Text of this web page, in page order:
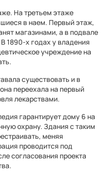
На третьем этаже
в наем. Первый этаж,
магазинами, а в подвале
1890-х годах у владения
учреждение на
существовать и в
переехала на первый
лекарствами.
гарантирует дому 6 на
охрану. Здания с таким
меняя
проводится под
согласования проекта